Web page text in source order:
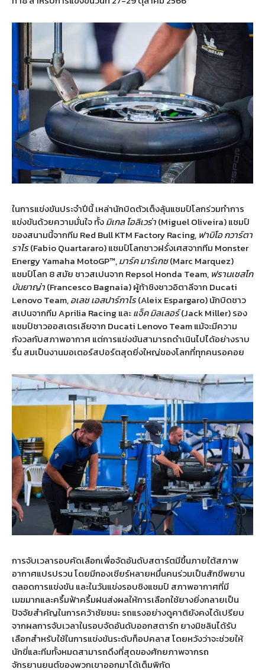
ในการแข่งขันประจำปีนี้ เหล่านักบิดตัวเต็งลุ้นแชมป์โลกร่วมทำการ
แข่งขันด้วยความมั่นใจ ทั้งมิเกล โอลิเวร่า(Miguel Oliveira) แชมป์
ของสนามนี้จากทีม Red Bull KTM Factory Racing, ฟาบิโอ กวาร์ตา
ราโร(Fabio Quartararo) แชมป์โลกชาวฝรั่งเศสจากทีม Monster
Energy Yamaha MotoGP™,มาร์ค มาร์เกซ(Marc Marquez)
แชมป์โลก 8 สมัย ชาวสเปนจาก Repsol Honda Team, ฟรานเชสโก
บันยาญ่า(Francesco Bagnaia) ผู้ท้าชิงชาวอิตาลีจาก Ducati
Lenovo Team,อเลช เอสปาร์กาโร(Aleix Espargaro) นักบิดชาว
สเปนจากทีม Aprilia Racing และแจ็ค มิลเลอร์(Jack Miller) รอง
แชมป์ชาวออสเตรเลียจาก Ducati Lenovo Team แม้จะมีความ
กังวลกับสภาพอากาศ แต่การแข่งขันสามารถดำเนินไปได้อย่างราบ
รื่น สมเป็นงานมอเตอร์สปอร์ตสุดยิ่งใหญ่ของโลกที่ทุกคนรอคอย
การจับเวลารอบคัดเลือกเพื่อจัดอันดับสตาร์ตมีขึ้นภายใต้สภาพ
อากาศแปรปรวน โดยมีกองเชียร์หลายหมื่นคนร่วมเป็นสักขีพยาน
ตลอดการแข่งขัน และในวันแข่งรอบชิงแชมป์ สภาพอากาศที่มี
เมฆมากและครึ้มฟ้าครึ้มฝนส่งผลให้การเลือกใช้ยางยิ่งกลายเป็น
ปัจจัยสำคัญในการคว้าชัยชนะ รถแรงอย่างดูคาติยังคงได้เปรียบ
จากผลการจับเวลาในรอบจัดอันดับออกสตาร์ท ยางมิชลินได้รับ
เลือกสำหรับใช้ในการแข่งขันระดับท็อปคลาส โดยหวังว่าจะช่วยให้
นักขี่และทีมทั้งหมดสามารถดึงที่สุดของศักยภาพจากรถ
จักรยานยนต์ของพวกเขาออกมาได้เต็มพิกัด